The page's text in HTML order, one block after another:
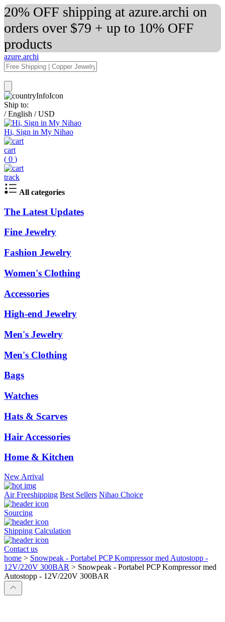
20% OFF shipping at azure.archi on
orders over $79 + up to 10% OFF
products
azure.archi
Ship to:
/ English / USD
Hi, Sign in My Nihao
cart
( 0 )
track
All categories
The Latest Updates
Fine Jewelry
Fashion Jewelry
Women's Clothing
Accessories
High-end Jewelry
Men's Jewelry
Men's Clothing
Bags
Watches
Hats & Scarves
Hair Accessories
Home & Kitchen
New Arrival
Air Freeshipping Best Sellers Nihao Choice
Sourcing
Shipping Calculation
Contact us
home > Snowpeak - Portabel PCP Kompressor med Autostopp -
12V/220V 300BAR > Snowpeak - Portabel PCP Kompressor med
Autostopp - 12V/220V 300BAR